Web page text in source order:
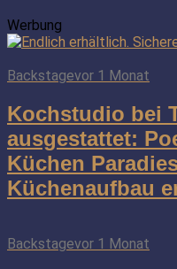
Werbung
Backstagevor 1 Monat
Kochstudio bei
ausgestattet:
Küchen
Küchenaufbau
Backstagevor 1 Monat